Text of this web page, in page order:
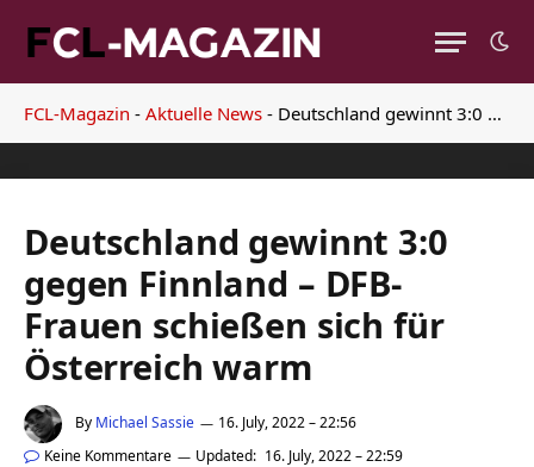
FCL-Magazin - Aktuelle News - Deutschland gewinnt 3:0 gegen Finnland – DFB-Frauen schießen sich für Österreich warm
Deutschland gewinnt 3:0
gegen Finnland – DFB-
Frauen schießen sich für
Österreich warm
By Michael Sassie
16. July, 2022 – 22:56
Keine Kommentare
Updated: 16. July, 2022 – 22:59